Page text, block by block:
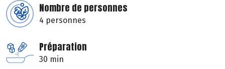
Nombre de personnes
4 personnes
Préparation
30 min